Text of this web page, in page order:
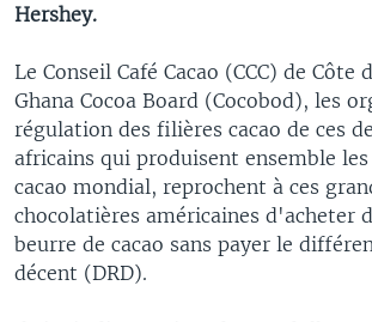
Hershey.
Le Conseil Café Cacao (CCC) de
Ghana Cocoa Board (Cocobod), les
régulation des filières cacao de ces
africains qui produisent ensemble
cacao mondial, reprochent à ces
chocolatières américaines d'acheter
beurre de cacao sans payer le
décent (DRD).